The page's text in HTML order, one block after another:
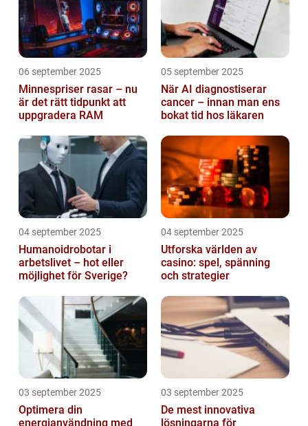
06 september 2025
Minnespriser rasar – nu
är det rätt tidpunkt att
uppgradera RAM
05 september 2025
När AI diagnostiserar
cancer – innan man ens
bokat tid hos läkaren
04 september 2025
Humanoidrobotar i
arbetslivet – hot eller
möjlighet för Sverige?
04 september 2025
Utforska världen av
casino: spel, spänning
och strategier
03 september 2025
Optimera din
energianvändning med
03 september 2025
De mest innovativa
lösningarna för